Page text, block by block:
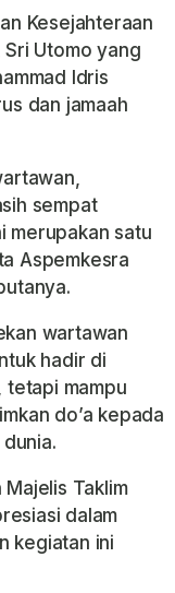
Kesejahteraan
Utomo yang
Idris
dan jamaah
sempat
merupakan satu
Aspemkesra
wartawan
hadir di
tetapi mampu
do’a kepada
Taklim
dalam
kegiatan ini